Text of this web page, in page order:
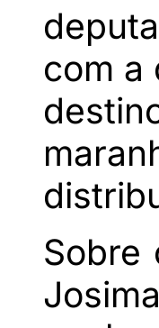
com a
Sobre